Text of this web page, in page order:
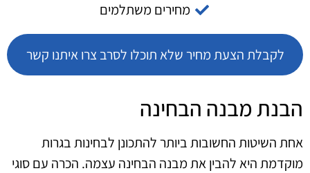
מחירים משתלמים
לקבלת הצעת מחיר שלא תוכלו לסרב צרו איתנו קשר
הבנת מבנה הבחינה
אחת השיטות החשובות ביותר להתכונן לבחינות בגרות
מוקדמת היא להבין את מבנה הבחינה עצמה. הכרה עם סוגי